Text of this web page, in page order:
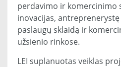
perdavimo ir komercinimo
inovacijas,
paslaugų sklaidą ir
užsienio rinkose.
LEI suplanuotas veiklas